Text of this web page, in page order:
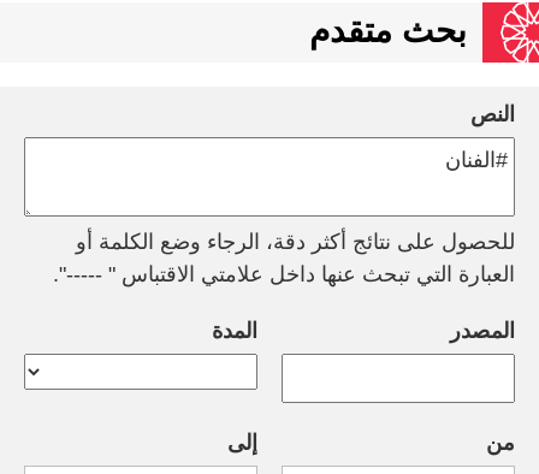
بحث متقدم
النص
للحصول على نتائج أكثر دقة، الرجاء وضع الكلمة أو
العبارة التي تبحث عنها داخل علامتي الاقتباس " -----".
المصدر المدة
من إلى